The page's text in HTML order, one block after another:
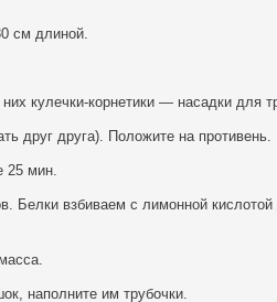
см длиной.
кулечки-корнетики — насадки для
друг друга). Положите на противень.
25 мин.
Белки взбиваем с лимонной кислотой
наполните им трубочки.